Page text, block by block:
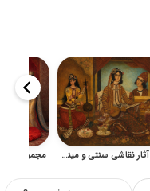
مجموعه آثار نقاشی سنتی و مینیاتور ایرانی هنر دوره قاجار و صفویه